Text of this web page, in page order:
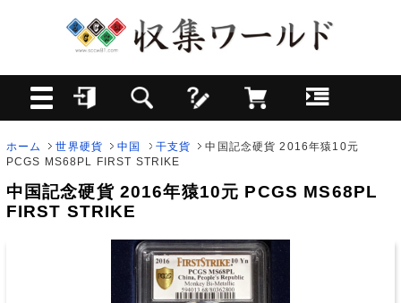
ホーム 世界硬貨 中国 干支貨
中国記念硬貨 2016年猿10元
PCGS MS68PL FIRST STRIKE
中国記念硬貨 2016年猿10元 PCGS MS68PL
FIRST STRIKE